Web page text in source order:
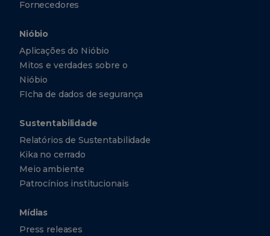
Fornecedores
Nióbio
Aplicações do Nióbio
Mitos e verdades sobre o
Nióbio
FIcha de dados de segurança
Sustentabilidade
Relatórios de Sustentabilidade
Kika no cerrado
Meio ambiente
Patrocínios institucionais
Mídias
Press releases